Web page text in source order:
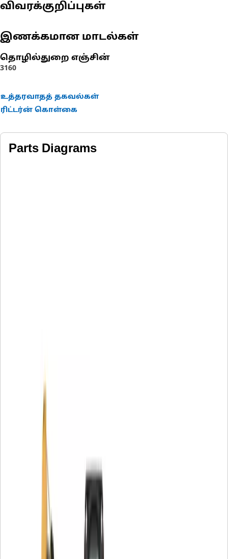
விவரக்குறிப்புகள்
இணக்கமான மாடல்கள்
தொழில்துறை எஞ்சின்
3160
உத்தரவாதத் தகவல்கள்
ரிட்டர்ன் கொள்கை
Parts Diagrams